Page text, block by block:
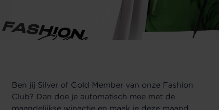
Ben jij Silver of Gold Member van onze Fashion
Club? Dan doe je automatisch mee met de